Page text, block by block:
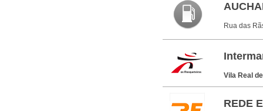
Rua das
Vila Real
REDE